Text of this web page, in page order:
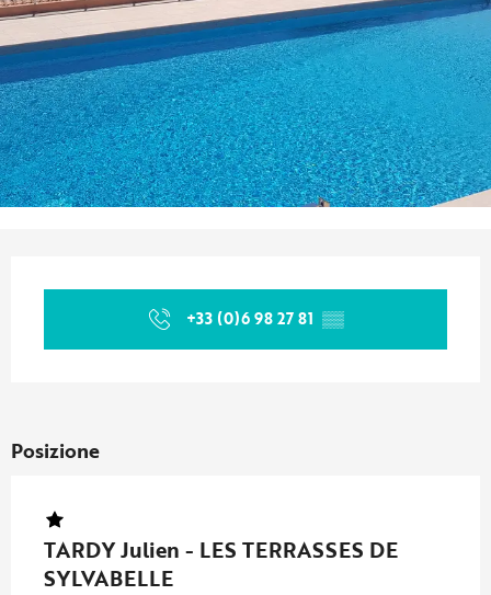
+33 (0)6 98 27 81 ▒▒
Posizione
TARDY Julien - LES TERRASSES DE
SYLVABELLE